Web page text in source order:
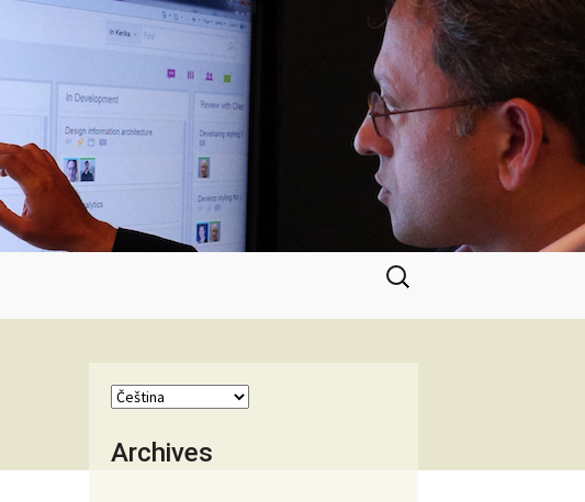
Vyhledávání
Archives